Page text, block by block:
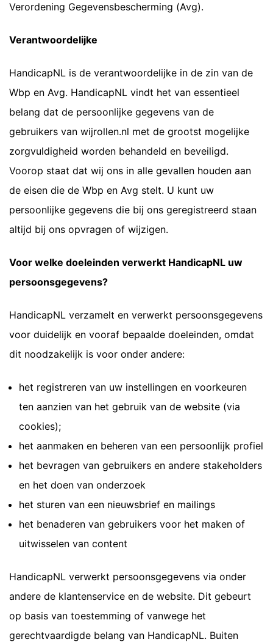
Verordening Gegevensbescherming (Avg).
Verantwoordelijke
HandicapNL is de verantwoordelijke in de zin van de
Wbp en Avg. HandicapNL vindt het van essentieel
belang dat de persoonlijke gegevens van de
gebruikers van wijrollen.nl met de grootst mogelijke
zorgvuldigheid worden behandeld en beveiligd.
Voorop staat dat wij ons in alle gevallen houden aan
de eisen die de Wbp en Avg stelt. U kunt uw
persoonlijke gegevens die bij ons geregistreerd staan
altijd bij ons opvragen of wijzigen.
Voor welke doeleinden verwerkt HandicapNL uw
persoonsgegevens?
HandicapNL verzamelt en verwerkt persoonsgegevens
voor duidelijk en vooraf bepaalde doeleinden, omdat
dit noodzakelijk is voor onder andere:
het registreren van uw instellingen en voorkeuren
ten aanzien van het gebruik van de website (via
cookies);
het aanmaken en beheren van een persoonlijk profiel
het bevragen van gebruikers en andere stakeholders
en het doen van onderzoek
het sturen van een nieuwsbrief en mailings
het benaderen van gebruikers voor het maken of
uitwisselen van content
HandicapNL verwerkt persoonsgegevens via onder
andere de klantenservice en de website. Dit gebeurt
op basis van toestemming of vanwege het
gerechtvaardigde belang van HandicapNL. Buiten